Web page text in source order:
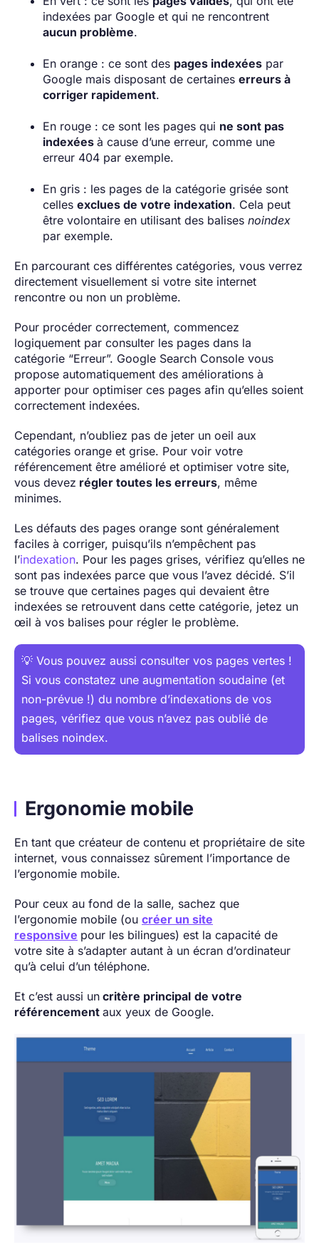
indexées par Google et qui ne rencontrent
aucun problème.
En orange : ce sont des pages indexées par
Google mais disposant de certaines erreurs à
corriger rapidement.
En rouge : ce sont les pages qui ne sont pas
indexées à cause d’une erreur, comme une
erreur 404 par exemple.
En gris : les pages de la catégorie grisée sont
celles exclues de votre indexation. Cela peut
être volontaire en utilisant des balises noindex
par exemple.
En parcourant ces différentes catégories, vous verrez
directement visuellement si votre site internet
rencontre ou non un problème.
Pour procéder correctement, commencez
logiquement par consulter les pages dans la
catégorie “Erreur”. Google Search Console vous
propose automatiquement des améliorations à
apporter pour optimiser ces pages afin qu’elles soient
correctement indexées.
Cependant, n’oubliez pas de jeter un oeil aux
catégories orange et grise. Pour voir votre
référencement être amélioré et optimiser votre site,
vous devez régler toutes les erreurs, même
minimes.
Les défauts des pages orange sont généralement
faciles à corriger, puisqu’ils n’empêchent pas
l’indexation. Pour les pages grises, vérifiez qu’elles ne
sont pas indexées parce que vous l’avez décidé. S’il
se trouve que certaines pages qui devaient être
indexées se retrouvent dans cette catégorie, jetez un
œil à vos balises pour régler le problème.
💡 Vous pouvez aussi consulter vos pages vertes !
Si vous constatez une augmentation soudaine (et
non-prévue !) du nombre d’indexations de vos
pages, vérifiez que vous n’avez pas oublié de
balises noindex.
Ergonomie mobile
En tant que créateur de contenu et propriétaire de site
internet, vous connaissez sûrement l’importance de
l’ergonomie mobile.
Pour ceux au fond de la salle, sachez que
l’ergonomie mobile (ou créer un site
responsive pour les bilingues) est la capacité de
votre site à s’adapter autant à un écran d’ordinateur
qu’à celui d’un téléphone.
Et c’est aussi un critère principal de votre
référencement aux yeux de Google.